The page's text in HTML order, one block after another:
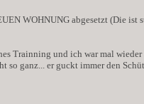
WOHNUNG abgesetzt (Die ist
Trainning und ich war mal
so ganz... er guckt immer den